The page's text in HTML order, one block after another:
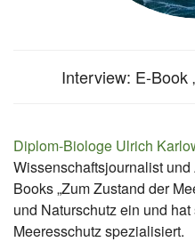
Interview: E-Book
Diplom-Biologe Ulrich
Wissenschaftsjournalist
Books „​Zum Zustand der
und Naturschutz ein und
Meeresschutz spezialisiert.